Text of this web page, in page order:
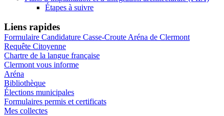
Étapes à suivre
Liens rapides
Formulaire Candidature Casse-Croute Aréna de Clermont
Requête Citoyenne
Chartre de la langue française
Clermont vous informe
Aréna
Bibliothèque
Élections municipales
Formulaires permis et certificats
Mes collectes